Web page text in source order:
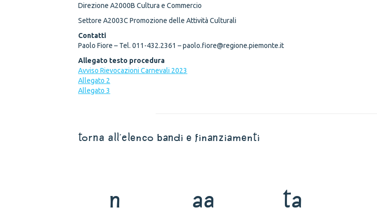
Direzione A2000B Cultura e Commercio
Settore A2003C Promozione delle Attività Culturali
Contatti
Paolo Fiore – Tel. 011-432.2361 – paolo.fiore@regione.piemonte.it
Allegato testo procedura
Avviso Rievocazioni Carnevali 2023
Allegato 2
Allegato 3
torna all'elenco bandi e finanziamenti
n aa ta